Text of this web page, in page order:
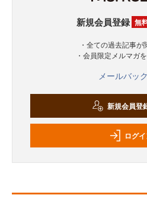
新規会員登録 無
・全ての過去記事
・会員限定メルマガ
メールバッ
新規会員登
ログ